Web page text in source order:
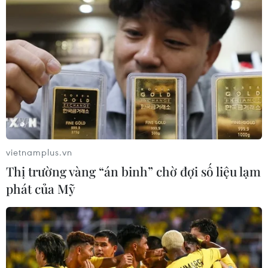
vietnamplus.vn
Thị trường vàng “án binh” chờ đợi số liệu lạm
phát của Mỹ